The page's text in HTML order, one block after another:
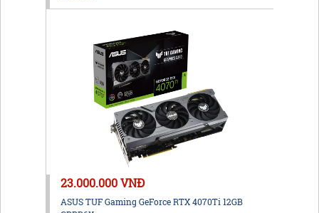
23.000.000 VNĐ
ASUS TUF Gaming GeForce RTX 4070Ti 12GB